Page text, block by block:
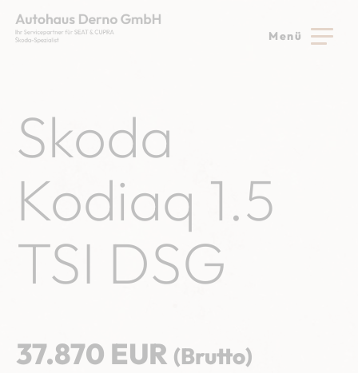
Menü
Skoda
Kodiaq 1.5
TSI DSG
37.870 EUR (Brutto)